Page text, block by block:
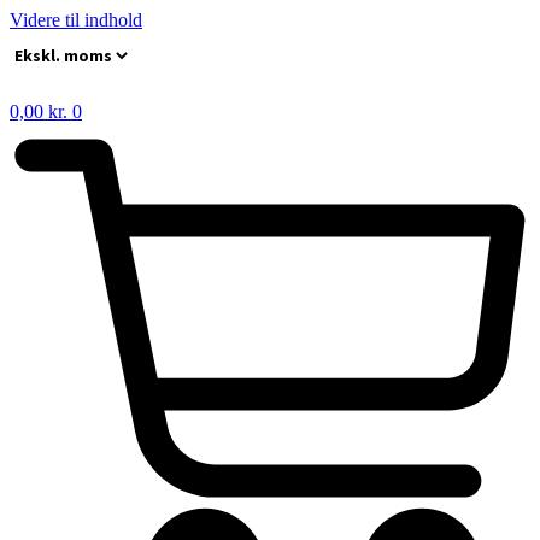
Videre til indhold
0,00 kr. 0